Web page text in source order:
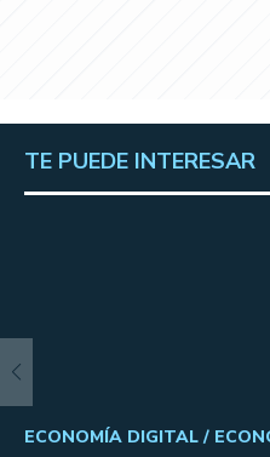
TE PUEDE INTERESAR
ECONOMÍA DIGITAL /